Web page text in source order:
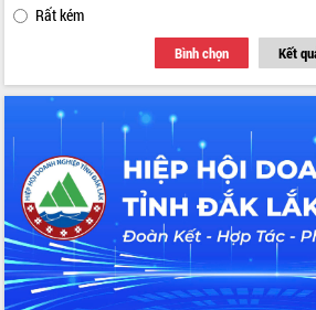
Rất kém
Bình chọn Kết